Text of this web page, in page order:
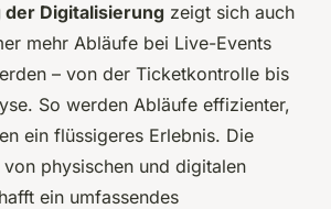
der Digitalisierung zeigt sich auch
mehr Abläufe bei Live-Events
– von der Ticketkontrolle bis
So werden Abläufe effizienter,
ein flüssigeres Erlebnis. Die
physischen und digitalen
ein umfassendes